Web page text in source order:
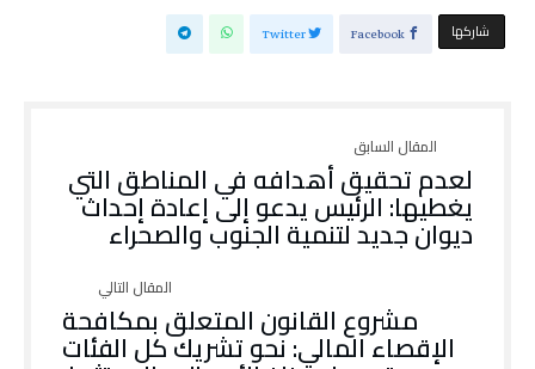
‫‫ شاركها‬ Facebook
Twitter
لعدم تحقيق أهدافه في المناطق التي
يغطيها: الرئيس يدعو إلى إعادة إحداث
ديوان جديد لتنمية الجنوب والصحراء
مشروع القانون المتعلق بمكافحة
الإقصاء المالي: نحو تشريك كل الفئات